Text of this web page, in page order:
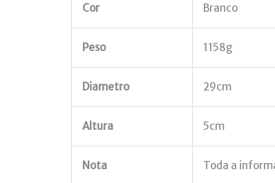
Cor Branco
Peso 1158g
Diametro 29cm
Altura 5cm
Nota Toda a